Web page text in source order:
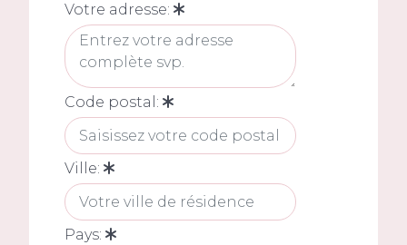
Votre adresse:
Code postal:
Ville:
Pays: